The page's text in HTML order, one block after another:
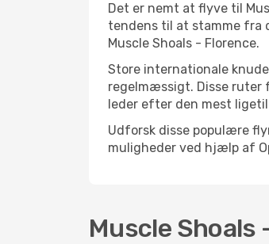
Det er nemt at flyve til
tendens til at stamme fra
Muscle Shoals - Florence.
Store internationale
regelmæssigt. Disse ruter
leder efter den mest ligetil
Udforsk disse populære
muligheder ved hjælp af
Muscle Shoals